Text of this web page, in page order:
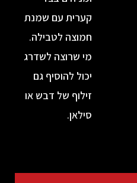
קערית עם שמנת
חמוצה לטבילה.
מי שרוצה לשדרג
יכול להוסיף גם
זילוף של דבש או